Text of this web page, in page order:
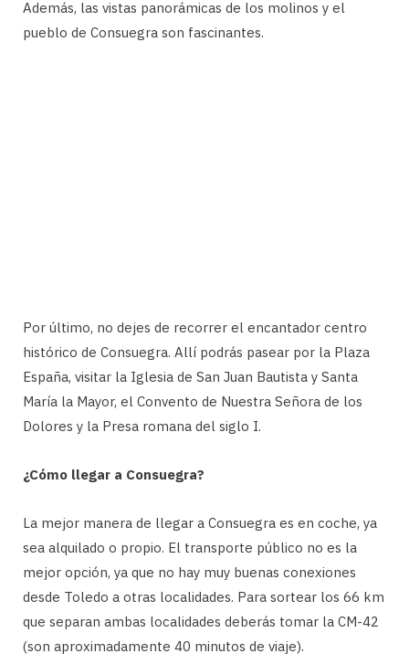
Además, las vistas panorámicas de los molinos y el
pueblo de Consuegra son fascinantes.
Por último, no dejes de recorrer el encantador centro
histórico de Consuegra. Allí podrás pasear por la Plaza
España, visitar la Iglesia de San Juan Bautista y Santa
María la Mayor, el Convento de Nuestra Señora de los
Dolores y la Presa romana del siglo I.
¿Cómo llegar a Consuegra?
La mejor manera de llegar a Consuegra es en coche, ya
sea alquilado o propio. El transporte público no es la
mejor opción, ya que no hay muy buenas conexiones
desde Toledo a otras localidades. Para sortear los 66 km
que separan ambas localidades deberás tomar la CM-42
(son aproximadamente 40 minutos de viaje).